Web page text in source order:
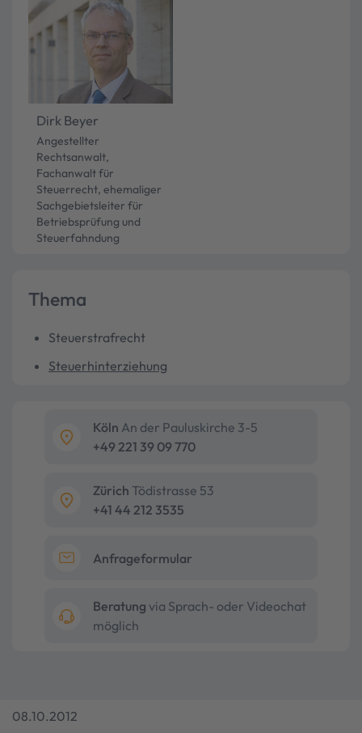
Dirk Beyer
Angestellter
Rechtsanwalt,
Fachanwalt für
Steuerrecht, ehemaliger
Sachgebietsleiter für
Betriebsprüfung und
Steuerfahndung
Thema
Steuerstrafrecht
Steuerhinterziehung
Köln An der Pauluskirche 3-5
+49 221 39 09 770
Zürich Tödistrasse 53
+41 44 212 3535
Anfrageformular
Beratung via Sprach- oder Videochat
möglich
08.10.2012